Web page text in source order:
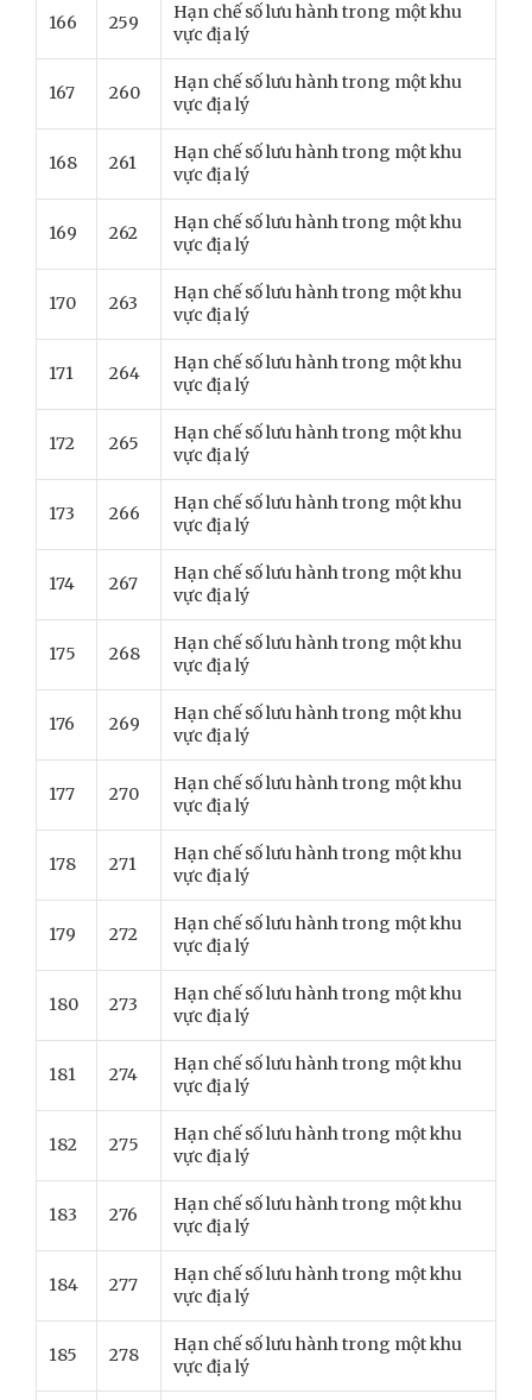
166 259
Hạn chế số lưu hành trong một khu
vực địa lý
167 260
Hạn chế số lưu hành trong một khu
vực địa lý
168 261
Hạn chế số lưu hành trong một khu
vực địa lý
169 262
Hạn chế số lưu hành trong một khu
vực địa lý
170 263
Hạn chế số lưu hành trong một khu
vực địa lý
171 264
Hạn chế số lưu hành trong một khu
vực địa lý
172 265
Hạn chế số lưu hành trong một khu
vực địa lý
173 266
Hạn chế số lưu hành trong một khu
vực địa lý
174 267
Hạn chế số lưu hành trong một khu
vực địa lý
175 268
Hạn chế số lưu hành trong một khu
vực địa lý
176 269
Hạn chế số lưu hành trong một khu
vực địa lý
177 270
Hạn chế số lưu hành trong một khu
vực địa lý
178 271
Hạn chế số lưu hành trong một khu
vực địa lý
179 272
Hạn chế số lưu hành trong một khu
vực địa lý
180 273
Hạn chế số lưu hành trong một khu
vực địa lý
181 274
Hạn chế số lưu hành trong một khu
vực địa lý
182 275
Hạn chế số lưu hành trong một khu
vực địa lý
183 276
Hạn chế số lưu hành trong một khu
vực địa lý
184 277
Hạn chế số lưu hành trong một khu
vực địa lý
185 278
Hạn chế số lưu hành trong một khu
vực địa lý